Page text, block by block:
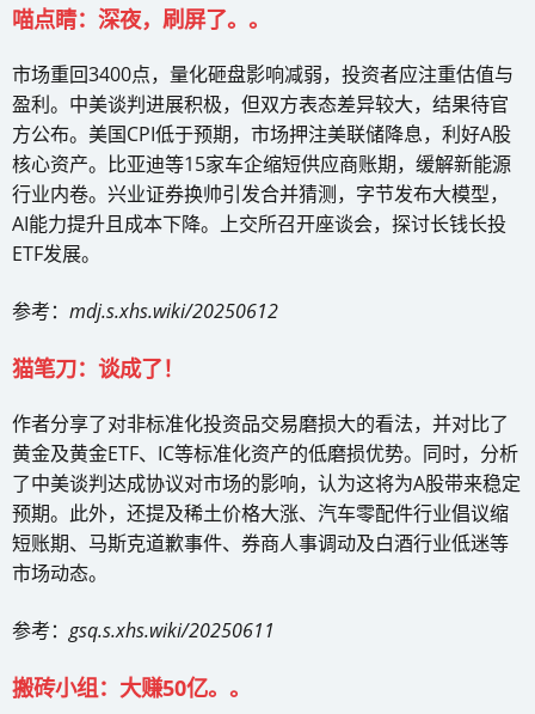
喵点睛：深夜，刷屏了。。
市场重回3400点，量化砸盘影响减弱，投资者应注重估值与
盈利。中美谈判进展积极，但双方表态差异较大，结果待官
方公布。美国CPI低于预期，市场押注美联储降息，利好A股
核心资产。比亚迪等15家车企缩短供应商账期，缓解新能源
行业内卷。兴业证券换帅引发合并猜测，字节发布大模型，
AI能力提升且成本下降。上交所召开座谈会，探讨长钱长投
ETF发展。
参考： mdj.s.xhs.wiki/20250612
猫笔刀：谈成了！
作者分享了对非标准化投资品交易磨损大的看法，并对比了
黄金及黄金ETF、IC等标准化资产的低磨损优势。同时，分析
了中美谈判达成协议对市场的影响，认为这将为A股带来稳定
预期。此外，还提及稀土价格大涨、汽车零配件行业倡议缩
短账期、马斯克道歉事件、券商人事调动及白酒行业低迷等
市场动态。
参考： gsq.s.xhs.wiki/20250611
搬砖小组：大赚50亿。。